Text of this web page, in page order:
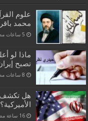
علوم
محمد
ماذا لو
تصبح
هل تكشف
الأميركية؟
‏16 ساعة مضت